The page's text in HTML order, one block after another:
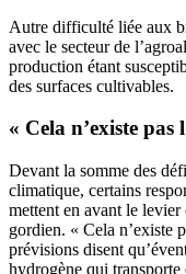
Autre difficulté liée aux
avec le secteur de
production étant
des surfaces cultivables.
« Cela n’existe pas
Devant la somme des
climatique, certains
mettent en avant le
gordien. « Cela n’existe
prévisions disent
hydrogène qui transporte